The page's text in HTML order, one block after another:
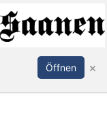
Öffnen ×